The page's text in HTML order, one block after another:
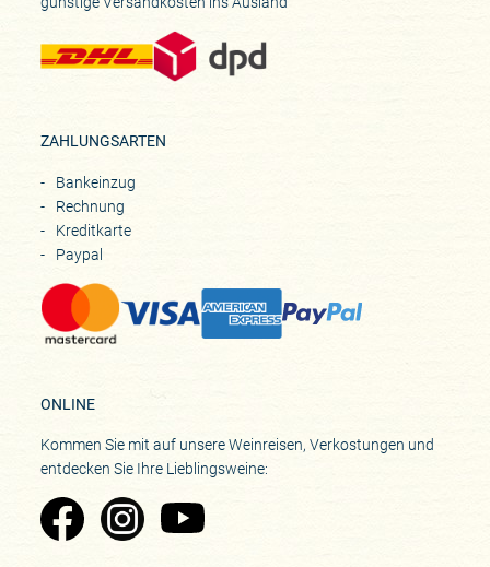
Rebfläche
Pinot Noir
Beste Lagen
Grand Cru Griotte-Chambertin, 1er Cru Les Cazetiers, Clos des Chezeaux
(Monopole)
Zusammenarbeit
seit 2025
ZAHLUNGSARTEN
Bankeinzug
Rechnung
Kreditkarte
Paypal
ONLINE
Kommen Sie mit auf unsere Weinreisen, Verkostungen und
entdecken Sie Ihre Lieblingsweine:
Zu Pinard's Facebook-Seite
Zu Pinard's Instagram-Seite
Zu Pinard's YouTube-Seite